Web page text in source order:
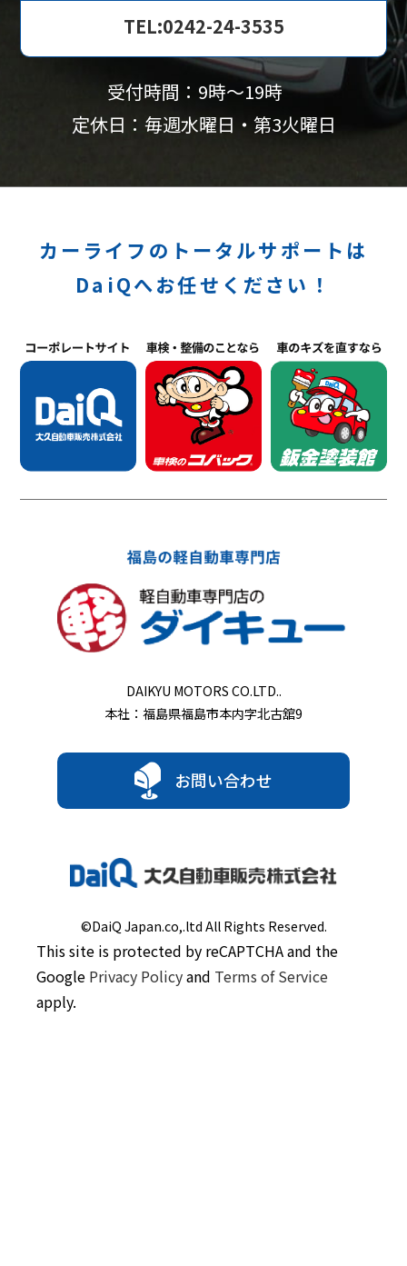
TEL:0242-24-3535
受付時間：9時〜19時
定休日：毎週水曜日・第3火曜日
カーライフのトータルサポートは
DaiQへお任せください！
DAIKYU MOTORS CO.LTD..
本社：福島県福島市本内字北古舘9
お問い合わせ
©DaiQ Japan.co,.ltd All Rights Reserved.
This site is protected by reCAPTCHA and the
Google Privacy Policyand Terms of Service
apply.